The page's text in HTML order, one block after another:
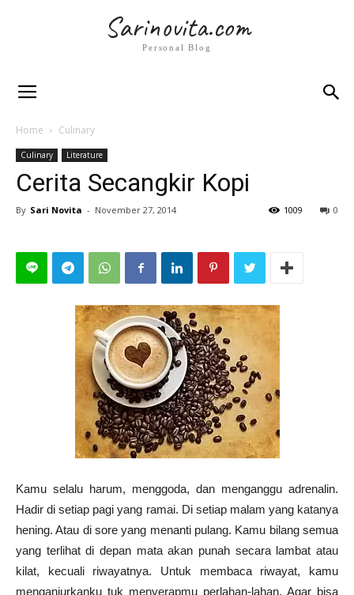
Sarinovita.com
Personal Blog
Home Culinary
Culinary Literature
Cerita Secangkir Kopi
By Sari Novita - November 27, 2014 0
1009
Kamu selalu harum, menggoda, dan menganggu adrenalin.
Hadir di setiap pagi yang ramai. Di setiap malam yang katanya
hening. Atau di sore yang menanti pulang. Kamu bilang semua
yang terlihat di depan mata akan punah secara lambat atau
kilat, kecuali riwayatnya. Untuk membaca riwayat, kamu
menganjurkanku tuk menyerapmu perlahan-lahan. Agar bisa